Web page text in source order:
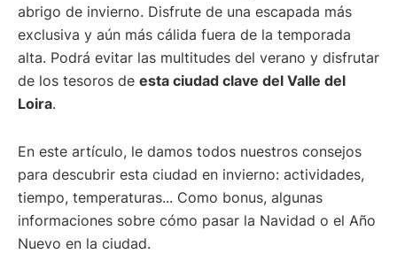
y
Manu
abrigo de invierno. Disfrute de una escapada más
exclusiva y aún más cálida fuera de la temporada
alta. Podrá evitar las multitudes del verano y disfrutar
de los tesoros de esta ciudad clave del Valle del
Loira.
En este artículo, le damos todos nuestros consejos
para descubrir esta ciudad en invierno: actividades,
tiempo, temperaturas... Como bonus, algunas
informaciones sobre cómo pasar la Navidad o el Año
Nuevo en la ciudad.